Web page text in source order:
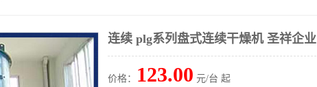
连续 plg系列盘式连续干燥机 圣祥企业
价格： 123.00 元/台 起